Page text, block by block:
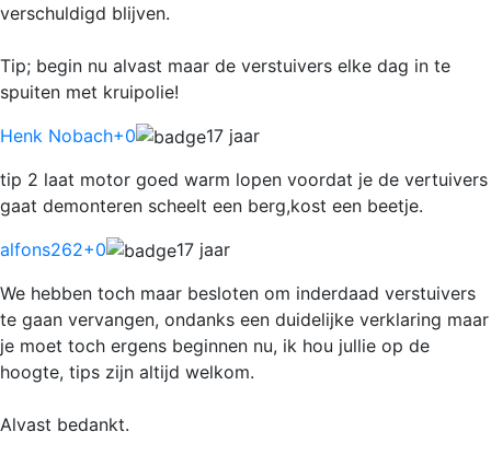
verschuldigd blijven.
Tip; begin nu alvast maar de verstuivers elke dag in te
spuiten met kruipolie!
Henk Nobach+0
17 jaar
tip 2 laat motor goed warm lopen voordat je de vertuivers
gaat demonteren scheelt een berg,kost een beetje.
alfons262+0
17 jaar
We hebben toch maar besloten om inderdaad verstuivers
te gaan vervangen, ondanks een duidelijke verklaring maar
je moet toch ergens beginnen nu, ik hou jullie op de
hoogte, tips zijn altijd welkom.
Alvast bedankt.